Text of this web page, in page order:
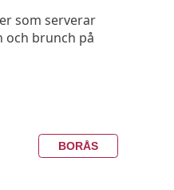
som serverar
och brunch på
BORÅS